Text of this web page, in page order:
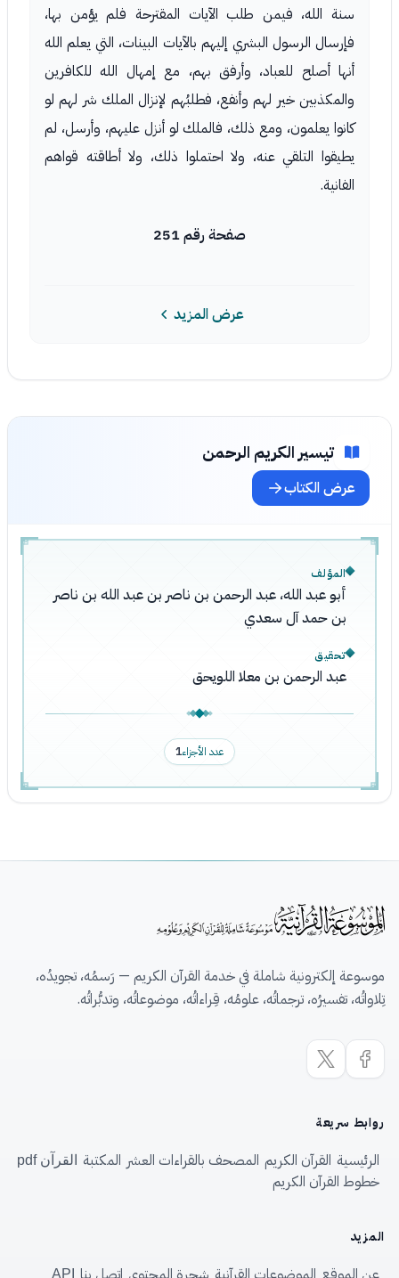
سنة الله، فيمن طلب الآيات المقترحة فلم يؤمن بها،
فإرسال الرسول البشري إليهم بالآيات البينات، التي يعلم الله
أنها أصلح للعباد، وأرفق بهم، مع إمهال الله للكافرين
والمكذبين خير لهم وأنفع، فطلبُهم لإنزال الملك شر لهم لو
كانوا يعلمون، ومع ذلك، فالملك لو أنزل عليهم، وأرسل، لم
يطيقوا التلقي عنه، ولا احتملوا ذلك، ولا أطاقته قواهم
الفانية.
صفحة رقم 251
عرض المزيد
تيسير الكريم الرحمن
عرض الكتاب
المؤلف
أبو عبد الله، عبد الرحمن بن ناصر بن عبد الله بن ناصر
بن حمد آل سعدي
تحقيق
عبد الرحمن بن معلا اللويحق
عدد الأجزاء1
موسوعة إلكترونية شاملة في خدمة القرآن الكريم — رَسمُه، تجويدُه،
تِلاواتُه، تفسيرُه، ترجماتُه، علومُه، قِراءاتُه، موضوعاتُه، وتدبُّراتُه.
روابط سريعة
الرئيسية القرآن الكريم المصحف بالقراءات العشر المكتبة القرآن pdf
خطوط القرآن الكريم
المزيد
API